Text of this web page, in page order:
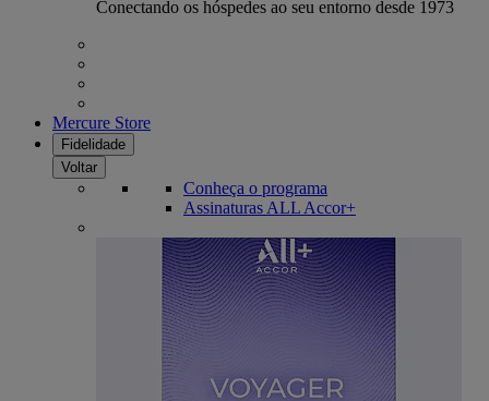
Conectando os hóspedes ao seu entorno desde 1973
Mercure Store
Fidelidade
Voltar
Conheça o programa
Assinaturas ALL Accor+